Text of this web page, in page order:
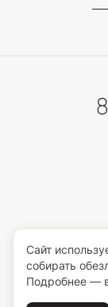
Сайт
собирать
Подробнее —